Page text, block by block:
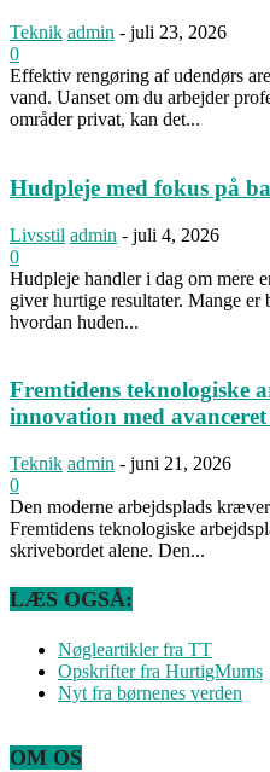
Teknik admin - juli 23, 2026
0
Effektiv rengøring af udendørs
vand. Uanset om du arbejder
områder privat, kan det...
Hudpleje med fokus på
Livsstil admin - juli 4, 2026
0
Hudpleje handler i dag om mere
giver hurtige resultater. Mange er
hvordan huden...
Fremtidens teknologiske
innovation med
Teknik admin - juni 21, 2026
0
Den moderne arbejdsplads
Fremtidens teknologiske
skrivebordet alene. Den...
LÆS OGSÅ:
Nøgleartikler fra TT
Opskrifter fra HurtigMums
Nyt fra børnenes verden
OM OS